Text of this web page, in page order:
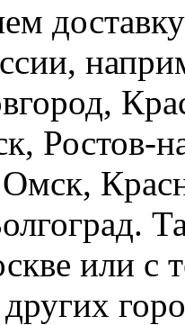
Ростов-
или с